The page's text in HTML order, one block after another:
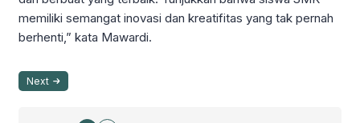
memiliki semangat inovasi dan kreatifitas yang tak pernah
berhenti,” kata Mawardi.
Next